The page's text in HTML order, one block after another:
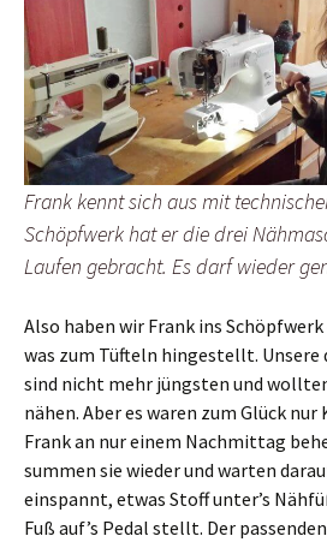
Frank kennt sich aus mit
Schöpfwerk hat er die drei
Laufen gebracht. Es darf wieder
Also haben wir Frank ins
was zum Tüfteln hingestellt. Unsere
sind nicht mehr jüngsten und
nähen. Aber es waren zum Glück
Frank an nur einem Nachmittag
summen sie wieder und warten
einspannt, etwas Stoff unter’s
Fuß auf’s Pedal stellt. Der